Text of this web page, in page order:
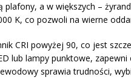
a w większych –
K, co pozwoli na wierne
CRI powyżej 90, co jest
lub lampy punktowe, zapewni
sprawia trudności,